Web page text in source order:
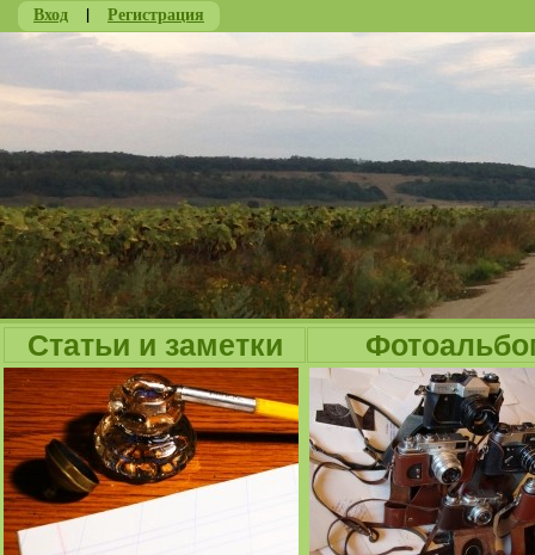
Вход | Регистрация
Статьи и заметки